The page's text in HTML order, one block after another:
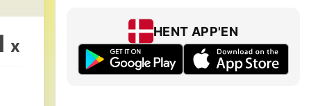
x
HENT APP'EN